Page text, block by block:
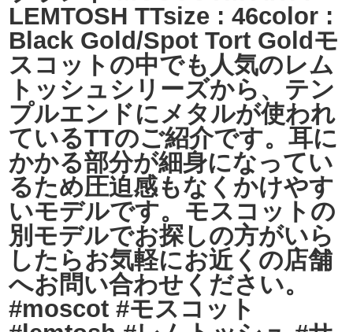
LEMTOSH TTsize : 46color :
Black Gold/Spot Tort Goldモ
スコットの中でも人気のレム
トッシュシリーズから、テン
プルエンドにメタルが使われ
ているTTのご紹介です。耳に
かかる部分が細身になってい
るため圧迫感もなくかけやす
いモデルです。モスコットの
別モデルでお探しの方がいら
したらお気軽にお近くの店舗
へお問い合わせください。
#moscot #モスコット